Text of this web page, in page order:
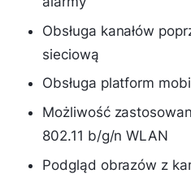
Obsługa kanałów
sieciową
Obsługa platform
Możliwość
802.11 b/g/n WLAN
Podgląd obrazów z